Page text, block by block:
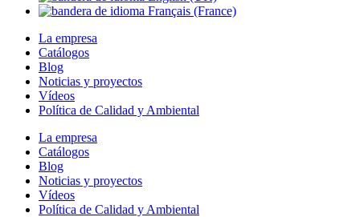
La empresa
Catálogos
Blog
Noticias y proyectos
Vídeos
Política de Calidad y Ambiental
La empresa
Catálogos
Blog
Noticias y proyectos
Vídeos
Política de Calidad y Ambiental